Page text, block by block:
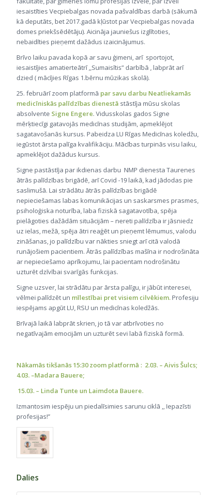
iesaistīties Vecpiebalgas novada pašvaldības darbā (sākumā
kā deputāts, bet 2017.gadā kļūstot par Vecpiebalgas novada
domes priekšsēdētāju). Aicināja jauniešus izglītoties,
nebaidīties pieņemt dažādus izaicinājumus.
Brīvo laiku pavada kopā ar savu ģimeni, arī sportojot,
iesaistījies amatierteātrī ,,Sumaisītis” darbībā , labprāt arī
dzied ( mācījies Rīgas 1.bērnu mūzikas skolā).
25. februārī zoom platformā par savu darbu Neatliekamās
medicīniskās palīdzības dienestā stāstīja mūsu skolas
absolvente Signe Engere. Vidusskolas gados Signe
mērķtiecīgi gatavojās medicīnas studijām, apmeklējot
sagatavošanās kursus. Pabeidza LU Rīgas Medicīnas koledžu,
iegūstot ārsta palīga kvalifikāciju. Mācības turpinās visu laiku,
apmeklējot dažādus kursus.
Signe pastāstīja par ikdienas darbu NMP dienesta Taurenes
ātrās palīdzības brigādē, arī Covid -19 laikā, kad jādodas pie
saslimušā. Lai strādātu ātrās palīdzības brigādē
nepieciešamas labas komunikācijas un saskarsmes prasmes,
psiholoģiska noturība, laba fiziskā sagatavotība, spēja
pielāgoties dažādām situācijām – nereti palīdzība ir jāsniedz
uz ielas, mežā, spēja ātri reaģēt un pieņemt lēmumus, valodu
zināšanas, jo palīdzību var nākties sniegt arī citā valodā
runājošiem pacientiem. Ātrās palīdzības mašīna ir nodrošināta
ar nepieciešamo aprīkojumu, lai pacientam nodrošinātu
uzturēt dzīvībai svarīgās funkcijas.
Signe uzsver, lai strādātu par ārsta palīgu, ir jābūt interesei,
vēlmei palīdzēt un mīlestībai pret visiem cilvēkiem.Profesiju
iespējams apgūt LU, RSU un medicīnas koledžās.
Brīvajā laikā labprāt skrien, jo tā var atbrīvoties no
negatīvajām emocijām un uzturēt sevi labā fiziskā formā.
Nākamās tikšanās 15:30 zoom platformā : 2.03. – Aivis Šulcs;
4.03. –Madara Bauere;
15.03. – Linda Tunte un Laimdota Bauere.
Izmantosim iespēju un piedalīsimies sarunu ciklā ,, Iepazīsti
profesijas!”
Dalies